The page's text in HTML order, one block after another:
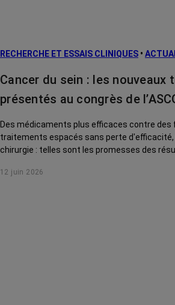
Traitements
La vie autour
RECHERCHE ET ESSAIS CLINIQUES •
Cancer du sein : les nouveaux
présentés au congrès de
Des médicaments plus efficaces contre des
traitements espacés sans perte d'efficacité,
chirurgie : telles sont les promesses des
cancer du sein. Tour d'horizon des avancées
12 juin 2026